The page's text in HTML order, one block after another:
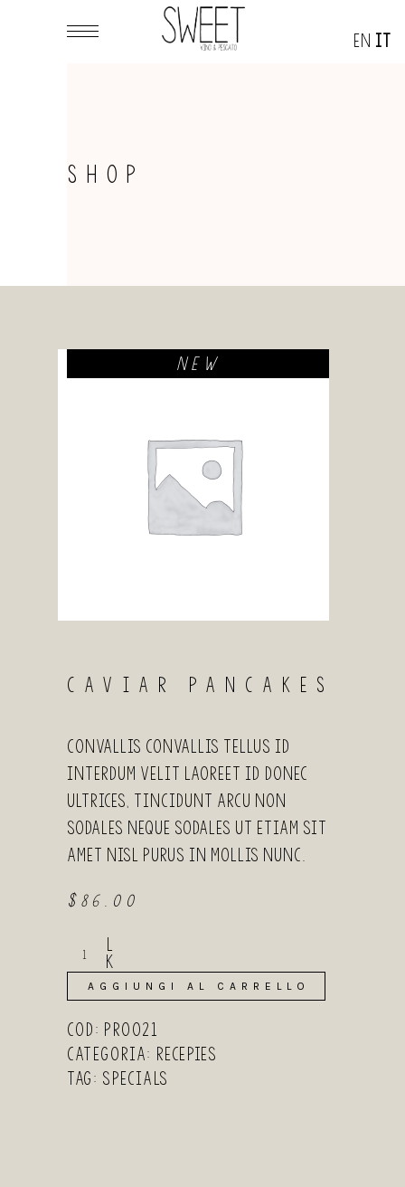
SHOP
NEW
CAVIAR PANCAKES
Convallis convallis tellus id
interdum velit laoreet id donec
ultrices, tincidunt arcu non
sodales neque sodales ut etiam sit
amet nisl purus in mollis nunc.
$ 86.00
Pancakes
quantity
AGGIUNGI AL CARRELLO
COD: PR0021
Categoria: Recepies
Tag: Specials
EN IT